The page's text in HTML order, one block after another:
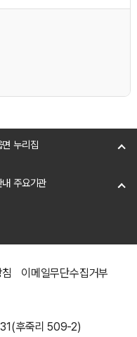
면 누리집
내 주요기관
이메일무단수집거부
후죽리 509-2)